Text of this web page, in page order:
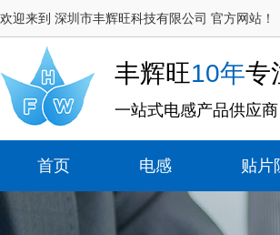
欢迎来到 深圳市丰辉旺科技有限公司 官方网站！
丰辉旺10年专
一站式电感产品供应商
首页 电感 贴片